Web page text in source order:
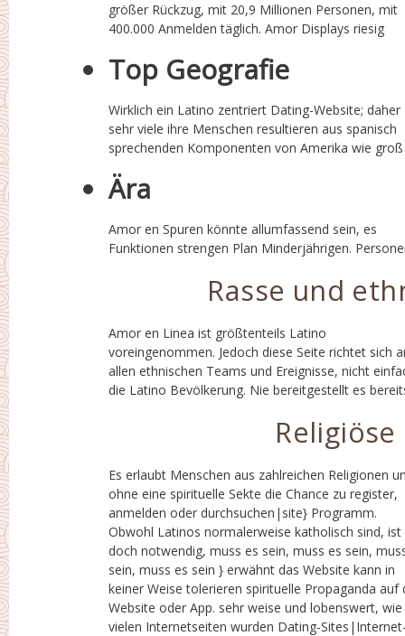
größer Rückzug, mit 20,9 Millionen Personen, mit
400.000 Anmelden täglich. Amor Displays riesig
Top Geografie
Wirklich ein Latino zentriert Dating-Website; daher
sehr viele ihre Menschen resultieren aus spanisch
sprechenden Komponenten von Amerika wie groß
Komponenten von den Vereinigten Staaten von
Ära
Amor en Spuren könnte allumfassend sein, es
Funktionen strengen Plan Minderjährigen.
Rasse und
Amor en Linea ist größtenteils Latino
voreingenommen. Jedoch diese Seite richtet sich
allen ethnischen Teams und Ereignisse, nicht
die Latino Bevölkerung. Nie bereitgestellt es
erwähnt, dass ein Weißer, Ebenholz, Hispanic oder
fast jede andere ethnische Zugehörigkeit
Es erlaubt Menschen aus zahlreichen Religionen
ohne eine spirituelle Sekte die Chance zu register,
anmelden oder durchsuchen|site} Programm.
Obwohl Latinos normalerweise katholisch sind, ist
doch notwendig, muss es sein, muss es sein,
sein, muss es sein } erwähnt das Website kann in
keiner Weise tolerieren spirituelle Propaganda auf
Website oder App. sehr weise und lobenswert, wie
vielen Internetseiten wurden Dating-
Telefon Partner Software ohne bezahlen zu
sich selbst Einsparungen von Herausnehmen a
Verkrüppelung Darlehen von einer Bank oder Kumpel.
aber ein die Sorge, dass leider es keine
Eliminierung Lösungen und Benutzer sind,
zu sein, gezwungen zu sein, Erfahrungen zu
lesen|durchlaufen|durchlaufen} dieser Art
unbequem {Anzeigen|Anzeigen|
{}|auftauchen|erscheinen} in der